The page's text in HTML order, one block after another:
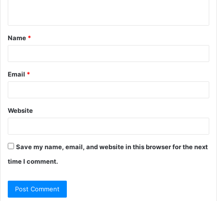
t
*
Name *
Email *
Website
Save my name, email, and website in this browser for the next
time I comment.